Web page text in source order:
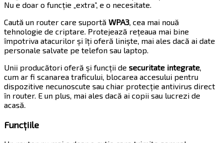
Nu e doar o funcție „extra”, e o necesitate.
Caută un router care suportă WPA3, cea mai nouă
tehnologie de criptare. Protejează rețeaua mai bine
împotriva atacurilor și îți oferă liniște, mai ales dacă ai date
personale salvate pe telefon sau laptop.
Unii producători oferă și funcții de securitate integrate,
cum ar fi scanarea traficului, blocarea accesului pentru
dispozitive necunoscute sau chiar protecție antivirus direct
în router. E un plus, mai ales dacă ai copii sau lucrezi de
acasă.
Funcțiile